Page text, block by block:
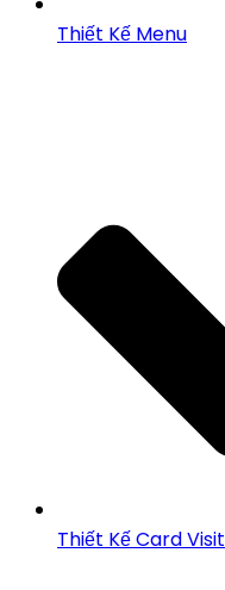
Thiết Kế Menu
Thiết Kế Card Visit